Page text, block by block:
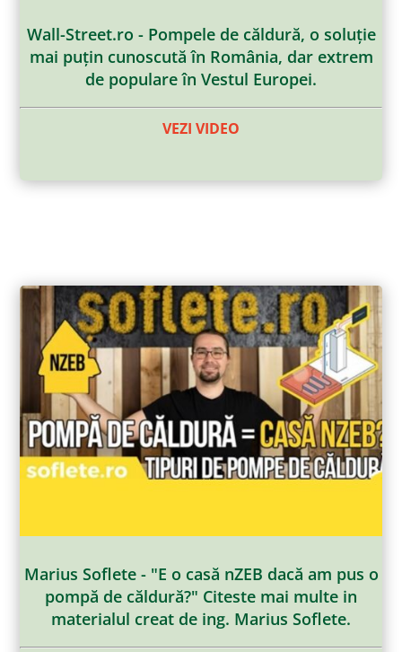
Wall-Street.ro - Pompele de căldură, o soluție
mai puțin cunoscută în România, dar extrem
de populare în Vestul Europei.
VEZI VIDEO
Marius Soflete - "E o casă nZEB dacă am pus o
pompă de căldură?" Citeste mai multe in
materialul creat de ing. Marius Soflete.